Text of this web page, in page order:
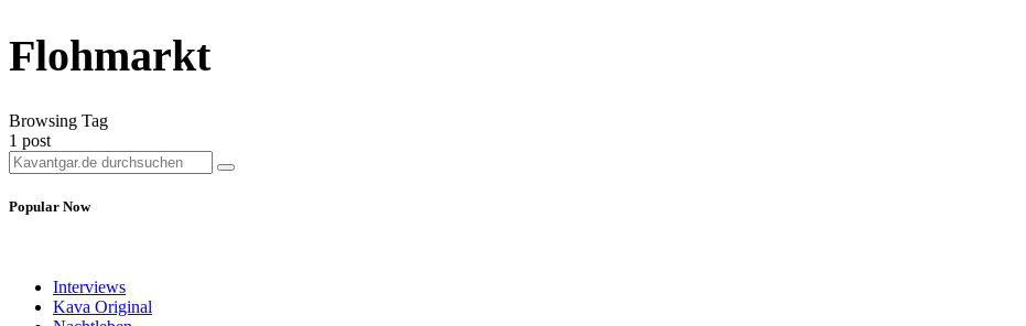
Flohmarkt
Browsing Tag
1 post
Popular Now
Interviews
Kava Original